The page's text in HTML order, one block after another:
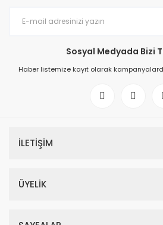
Sosyal Medyada Bizi
Haber listemize kayıt olarak
İLETİŞİM
ÜYELİK